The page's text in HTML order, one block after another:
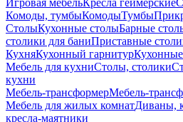
Игровая мебельКресла геймерские
Комоды, тумбыКомодыТумбы
СтолыКухонные столыБарные
столики для баниПриставные
КухняКухонный гарнитур
Мебель для кухниСтолы, столики
кухни
Мебель-трансформерМебель-
Мебель для жилых комнатДиваны,
кресла-маятники